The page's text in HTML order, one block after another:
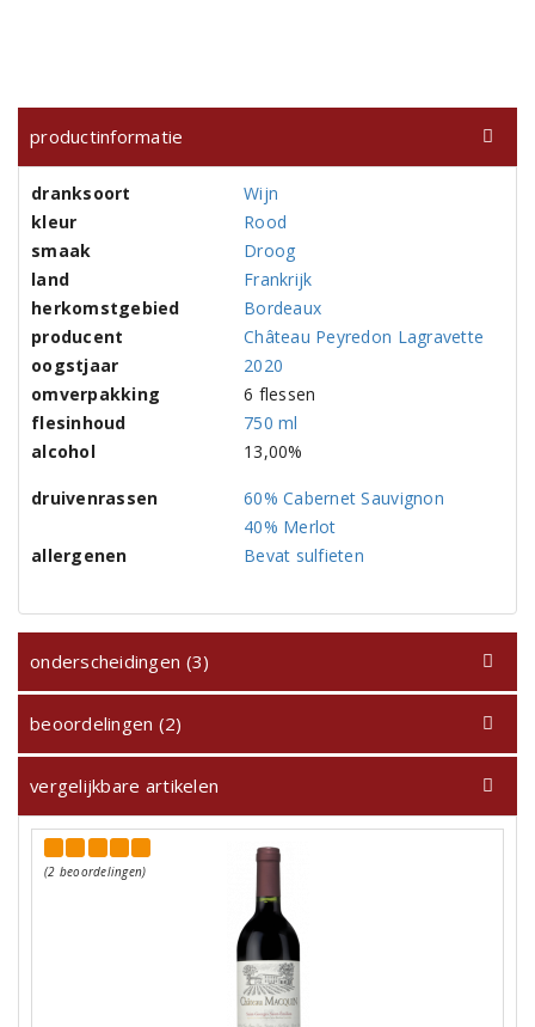
productinformatie
dranksoort
Wijn
kleur
Rood
smaak
Droog
land
Frankrijk
herkomstgebied
Bordeaux
producent
Château Peyredon Lagravette
oogstjaar
2020
omverpakking
6 flessen
flesinhoud
750 ml
alcohol
13,00%
druivenrassen
60% Cabernet Sauvignon
40% Merlot
allergenen
Bevat sulfieten
onderscheidingen (3)
beoordelingen (2)
vergelijkbare artikelen
(2 beoordelingen)